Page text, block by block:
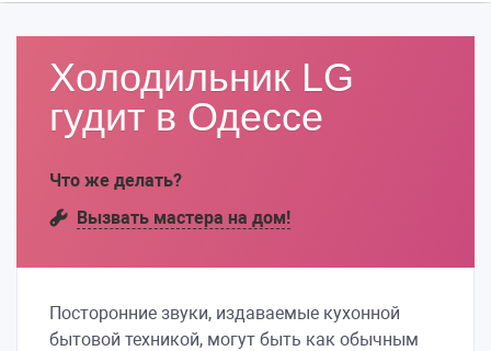
Холодильник LG
гудит в Одессе
Что же делать?
Вызвать мастера на дом!
Посторонние звуки, издаваемые кухонной
бытовой техникой, могут быть как обычным